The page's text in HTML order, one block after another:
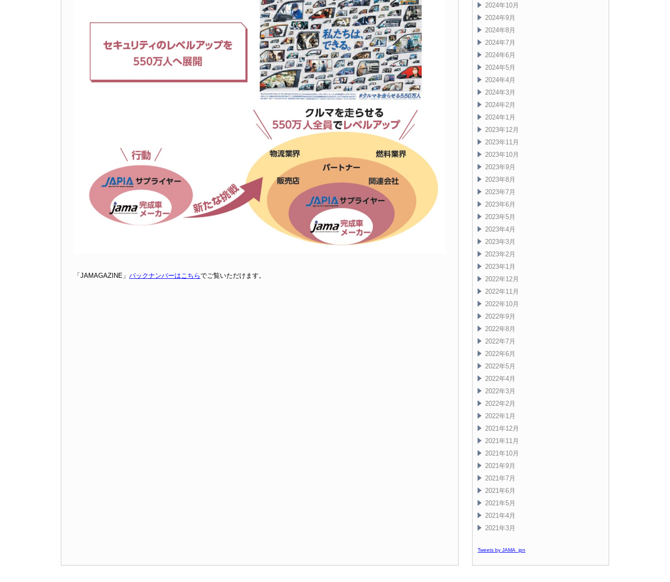
「JAMAGAZINE」 バックナンバーはこちらでご覧いただけます。
2024年10月
2024年9月
2024年8月
2024年7月
2024年6月
2024年5月
2024年4月
2024年3月
2024年2月
2024年1月
2023年12月
2023年11月
2023年10月
2023年9月
2023年8月
2023年7月
2023年6月
2023年5月
2023年4月
2023年3月
2023年2月
2023年1月
2022年12月
2022年11月
2022年10月
2022年9月
2022年8月
2022年7月
2022年6月
2022年5月
2022年4月
2022年3月
2022年2月
2022年1月
2021年12月
2021年11月
2021年10月
2021年9月
2021年7月
2021年6月
2021年5月
2021年4月
2021年3月
Tweets by JAMA_jpn